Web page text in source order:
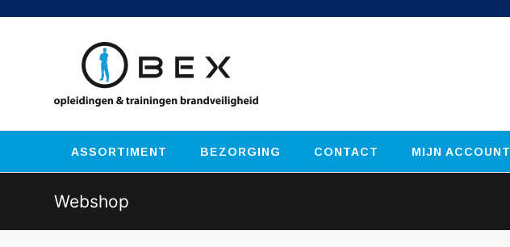
ASSORTIMENT BEZORGING CONTACT MIJN ACCOUNT
Webshop